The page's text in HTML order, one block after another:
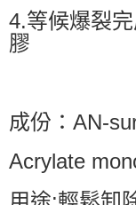
4.等候爆裂
膠
成份：AN-
Acrylate